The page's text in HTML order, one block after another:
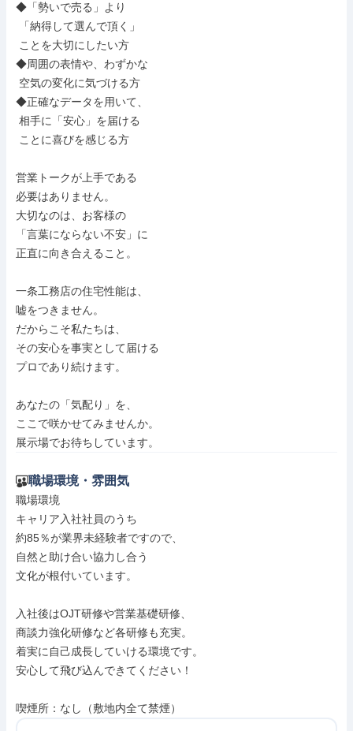
◆「勢いで売る」より
◆周囲の表情や、わずかな
◆正確なデータを用いて、
営業トークが上手である
必要はありません。
大切なのは、お客様の
「言葉にならない不安」に
正直に向き合えること。
一条工務店の住宅性能は、
嘘をつきません。
だからこそ私たちは、
その安心を事実として届ける
プロであり続けます。
あなたの「気配り」を、
ここで咲かせてみませんか。
展示場でお待ちしています。
職場環境・雰囲気
職場環境
キャリア入社社員のうち
約85％が業界未経験者ですので、
自然と助け合い協力し合う
文化が根付いています。
入社後はOJT研修や営業基礎研修、
商談力強化研修など各研修も充実。
着実に自己成長していける環境です。
安心して飛び込んできてください！
喫煙所：なし（敷地内全て禁煙）